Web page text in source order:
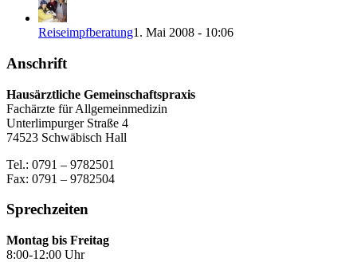
Reiseimpfberatung1. Mai 2008 - 10:06
Anschrift
Hausärztliche Gemeinschaftspraxis
Fachärzte für Allgemeinmedizin
Unterlimpurger Straße 4
74523 Schwäbisch Hall
Tel.: 0791 – 9782501
Fax: 0791 – 9782504
Sprechzeiten
Montag bis Freitag
8:00-12:00 Uhr